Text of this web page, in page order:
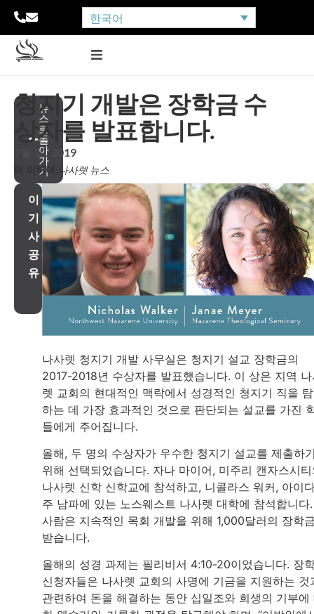
한국어
뉴
스
로
돌
아
가
기
청지기 개발은 장학금 수
상자를 발표합니다.
7월 10, 2019
에 의하여: 나사렛 뉴스
이
기
사
공
유
나사렛 청지기 개발 사무실은 청지기 설교 장학금의
2017-2018년 수상자를 발표했습니다. 이 상은 지역
렛 교회의 현대적인 맥락에서 성경적인 청지기 직을
하는 데 가장 효과적인 것으로 판단되는 설교를 가진
들에게 주어집니다.
올해, 두 명의 수상자가 우수한 청지기 설교를 제출하
위해 선택되었습니다. 자나 마이어, 미주리 캔자스시
나사렛 신학 신학교에 참석하고, 니콜라스 워커, 아이
주 남파에 있는 노스웨스트 나사렛 대학에 참석합니다
사람은 지속적인 목회 개발을 위해 1,000달러의 장학
받습니다.
올해의 성경 과제는 필리비서 4:10-20이었습니다. 장
신청자들은 나사렛 교회의 사명에 기금을 지원하는 것
관련하여 돈을 해결하는 동안 십일조와 희생의 기부에